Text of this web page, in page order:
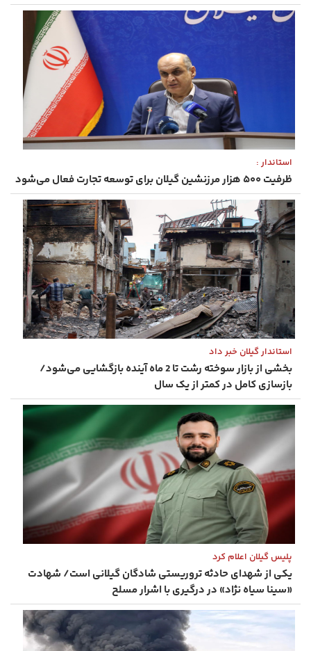
استاندار :
ظرفیت ۵۰۰ هزار مرزنشین گیلان برای توسعه تجارت فعال می‌شود
استاندار گیلان خبر داد
بخشی از بازار سوخته رشت تا 2 ماه آینده بازگشایی می‌شود/
بازسازی کامل در کمتر از یک سال
پلیس گیلان اعلام کرد
یکی از شهدای حادثه تروریستی شادگان گیلانی است/ شهادت
«سینا سیاه‌ نژاد» در درگیری با اشرار مسلح